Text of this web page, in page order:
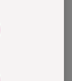
de
sociedad en
bajo las
otras marcas
Libero, Libresse,
y Zewa. En
mil millones de
está
Estocolmo.